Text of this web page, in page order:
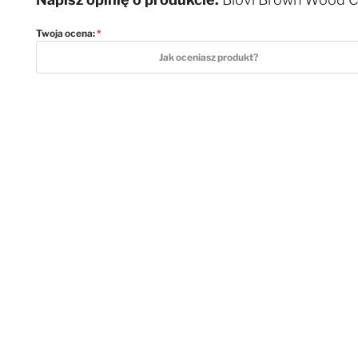
Twoja ocena:
Jak oceniasz produkt?
5 stars